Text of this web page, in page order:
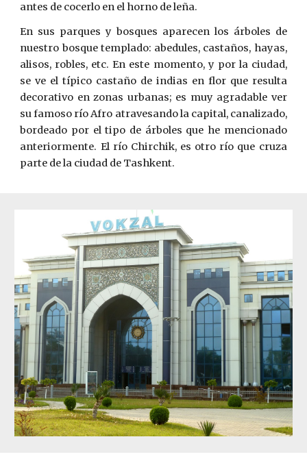
antes de cocerlo en el horno de leña.
En sus parques y bosques aparecen los árboles de
nuestro bosque templado: abedules, castaños, hayas,
alisos, robles, etc. En este momento, y por la ciudad,
se ve el típico castaño de indias en flor que resulta
decorativo en zonas urbanas; es muy agradable ver
su famoso río Afro atravesando la capital, canalizado,
bordeado por el tipo de árboles que he mencionado
anteriormente. El río Chirchik, es otro río que cruza
parte de la ciudad de Tashkent.